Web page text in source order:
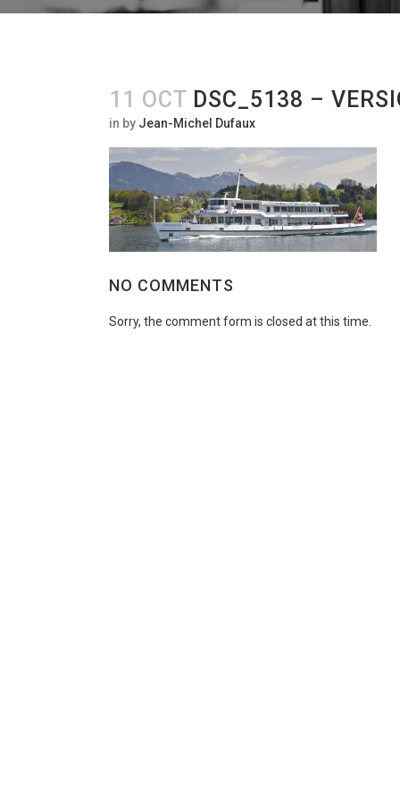
11 OCT DSC_5138 –
in by Jean-Michel Dufaux
NO COMMENTS
Sorry, the comment form is closed at this time.